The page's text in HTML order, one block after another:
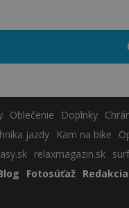
Oblečenie Doplnky
jazdy Kam na bike
relaxmagazin.sk
Fotosúťaž Redakcia